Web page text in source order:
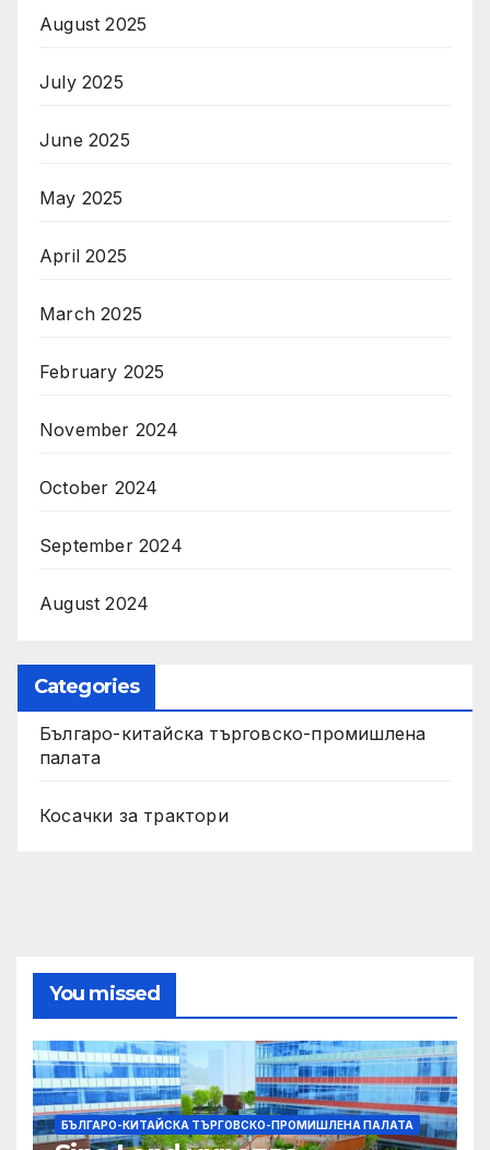
August 2025
July 2025
June 2025
May 2025
April 2025
March 2025
February 2025
November 2024
October 2024
September 2024
August 2024
Categories
Българо-китайска търговско-промишлена
палата
Косачки за трактори
You missed
БЪЛГАРО-КИТАЙСКА ТЪРГОВСКО-ПРОМИШЛЕНА ПАЛАТА